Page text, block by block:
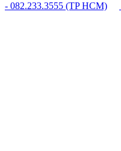
- 082.233.3555 (TP HCM)